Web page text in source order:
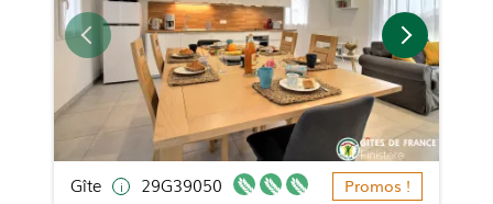
Gîte 29G39050 Promos !